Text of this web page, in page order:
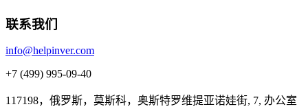
联系我们
info@helpinver.com
+7 (499) 995-09-40
117198，俄罗斯，莫斯科，奥斯特罗维提亚诺娃街, 7, 办公室